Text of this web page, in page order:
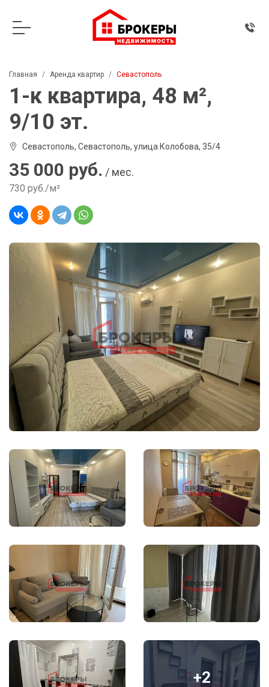
Главная Аренда квартир Севастополь
1-к квартира, 48 м²,
9/10 эт.
Севастополь, Севастополь, улица Колобова, 35/4
35 000 руб. / мес.
730 руб./м²
+2